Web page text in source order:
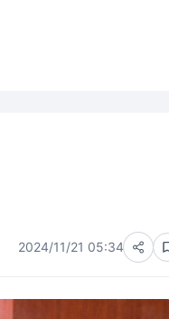
2024/11/21 05:34